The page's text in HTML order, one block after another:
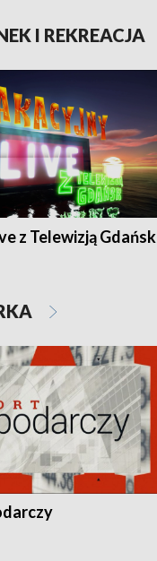
I REKREACJA
z Telewizją Gdańsk